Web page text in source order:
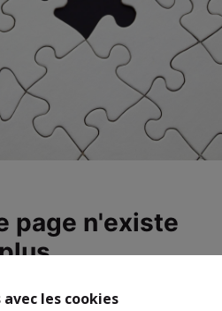
les cookies
page n'existe